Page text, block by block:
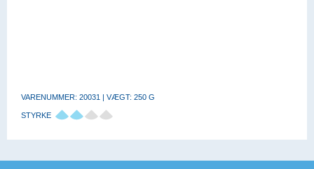
VARENUMMER: 20031 | VÆGT: 250 G
STYRKE